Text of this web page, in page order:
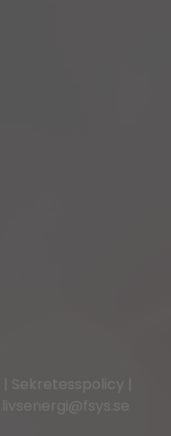
| Sekretesspolicy |
livsenergi@fsys.se